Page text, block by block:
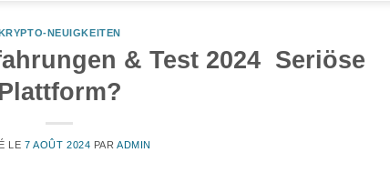
NEUIGKEITEN
& Test 2024 ️ Seriöse
LE7 AOÛT 2024 PARADMIN